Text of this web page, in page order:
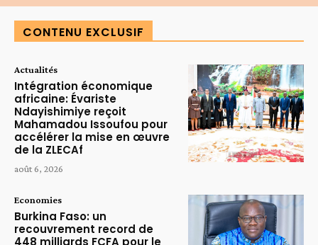
CONTENU EXCLUSIF
Actualités
Intégration économique
africaine: Évariste
Ndayishimiye reçoit
Mahamadou Issoufou pour
accélérer la mise en œuvre
de la ZLECAf
août 6, 2026
Economies
Burkina Faso: un
recouvrement record de
448 milliards FCFA pour le